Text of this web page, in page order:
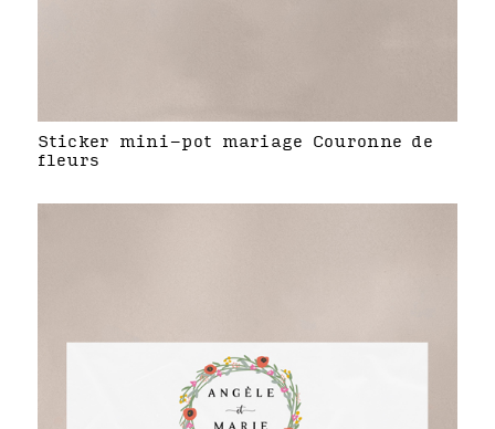
Sticker mini-pot mariage Couronne de
fleurs